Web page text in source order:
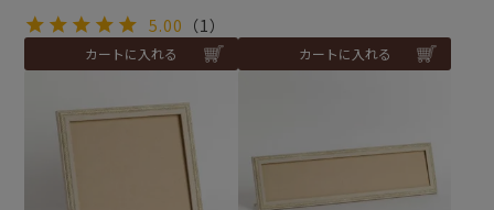
5.00 （1）
カートに入れる カートに入れる